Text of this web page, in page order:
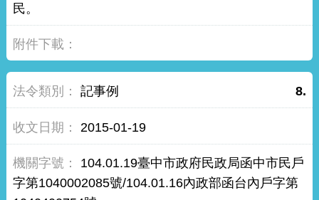
民。
8.
記事例
2015-01-19
104.01.19臺中市政府民政局函中市民戶
字第1040002085號/104.01.16內政部函台內戶字第